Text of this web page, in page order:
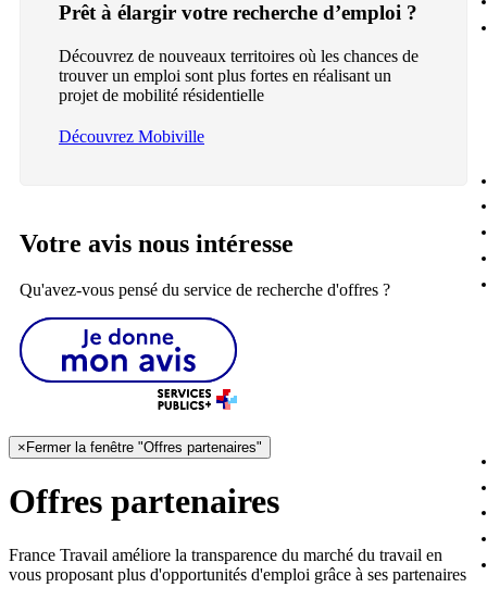
Prêt à élargir votre recherche d’emploi ?
Découvrez de nouveaux territoires où les chances de
trouver un emploi sont plus fortes en réalisant un
projet de mobilité résidentielle
Découvrez Mobiville
Votre avis nous intéresse
Qu'avez-vous pensé du service de recherche d'offres ?
× Fermer la fenêtre "Offres partenaires"
Offres partenaires
France Travail améliore la transparence du marché du travail en
vous proposant plus d'opportunités d'emploi grâce à ses partenaires